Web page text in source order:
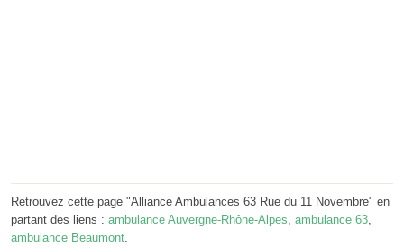
Retrouvez cette page "Alliance Ambulances 63 Rue du 11 Novembre" en
partant des liens : ambulance Auvergne-Rhône-Alpes ambulance 63
ambulance Beaumont